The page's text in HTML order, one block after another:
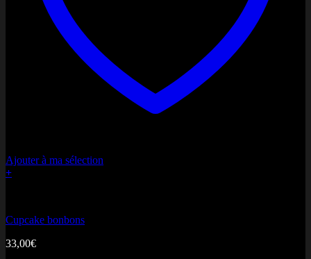
Ajouter à ma sélection
+
Cupcake bonbons
33,00€